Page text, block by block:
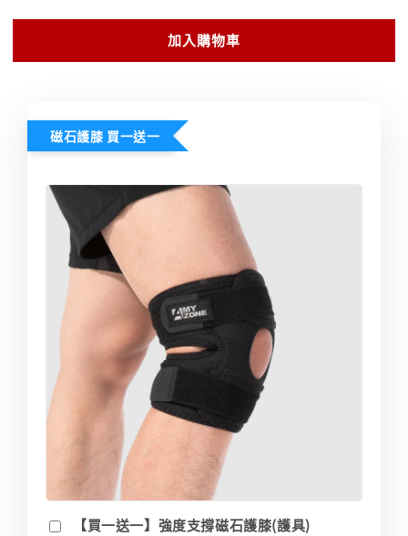
加入購物車
磁石護膝 買一送一
【買一送一】強度支撐磁石護膝(護具)